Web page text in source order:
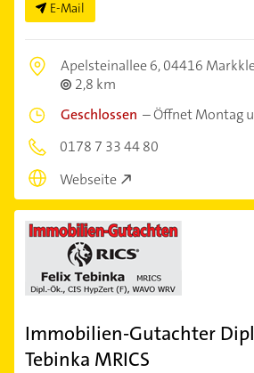
E-Mail
Apelsteinallee 6,04416
2,8 km
Geschlossen –Öffnet Montag
0178 7 33 44 80
Webseite
Immobilien-Gutachter
Tebinka MRICS